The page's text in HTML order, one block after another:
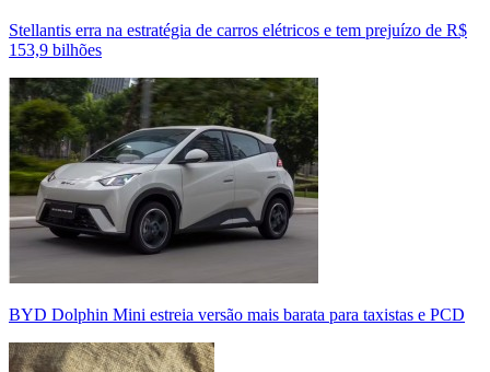
Stellantis erra na estratégia de carros elétricos e tem prejuízo de R$
153,9 bilhões
BYD Dolphin Mini estreia versão mais barata para taxistas e PCD